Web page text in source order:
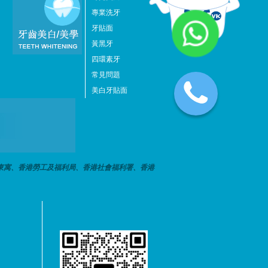
專業洗牙
牙貼面
黃黑牙
四環素牙
常見問題
美白牙貼面
、香港勞工及福利局、香港社會福利署、香港